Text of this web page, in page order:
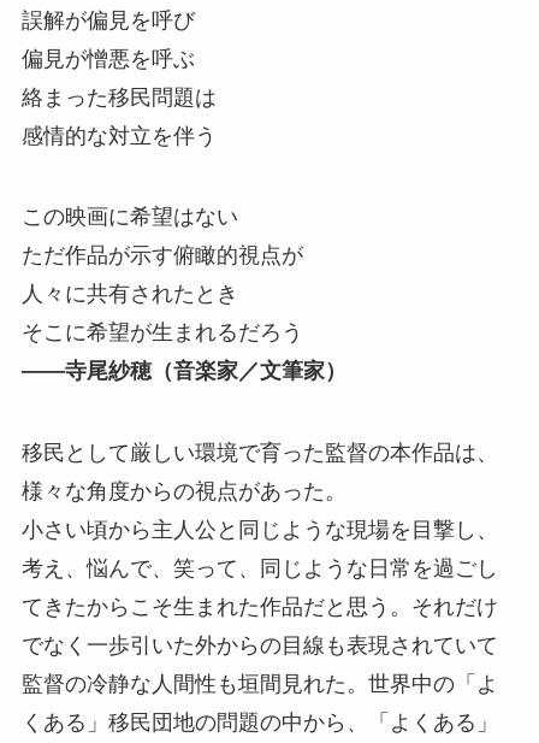
誤解が偏⾒を呼び
偏⾒が憎悪を呼ぶ
絡まった移⺠問題は
感情的な対⽴を伴う
この映画に希望はない
ただ作品が⽰す俯瞰的視点が
⼈々に共有されたとき
そこに希望が⽣まれるだろう
――寺尾紗穂（⾳楽家／⽂筆家）
移⺠として厳しい環境で育った監督の本作品は、
様々な⾓度からの視点があった。
⼩さい頃から主⼈公と同じような現場を⽬撃し、
考え、悩んで、笑って、同じような⽇常を過ごし
てきたからこそ⽣まれた作品だと思う。それだけ
でなく⼀歩引いた外からの⽬線も表現されていて
監督の冷静な⼈間性も垣間⾒れた。世界中の「よ
くある」移⺠団地の問題の中から、「よくある」